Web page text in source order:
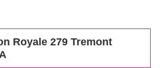
Royale 279 Tremont